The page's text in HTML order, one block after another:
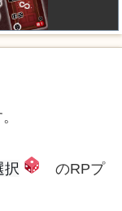
択
のRPプ